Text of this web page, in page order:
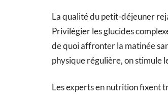
La qualité du petit-déjeuner
Privilégier les glucides
de quoi affronter la matinée
physique régulière, on stimule
Les experts en nutrition fixent